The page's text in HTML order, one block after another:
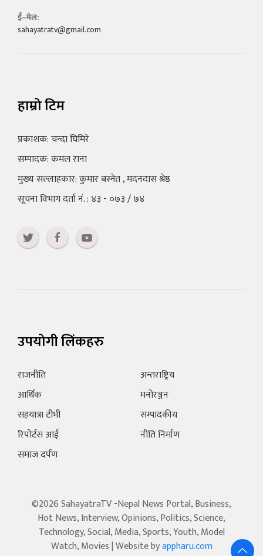
ई–मेल:
sahayatratv@gmail.com
हाम्रो टिम
प्रकाशक: चन्दा घिमिरे
सम्पादक: कमल राना
मुख्य सल्लाहकार: कुमार बस्नेत , मदनदास श्रेष्ठ
सूचना विभाग दर्ता नं. : ४३ - ०७३ / ७४
उपयोगी लिंकहरु
राजनीति
आर्थिक
सहयात्रा टीभी
रिपोर्टस आई
समाज दर्पण
अन्तराष्ट्रिय
मनोरञ्जन
सम्पादकीय
नीति निर्माण
©2026 SahayatraTV -Nepal News Portal, Business,
Hot News, Interview, Opinions, Politics, Science,
Technology, Social, Media, Sports, Youth, Model
Watch, Movies | Website byappharu.com